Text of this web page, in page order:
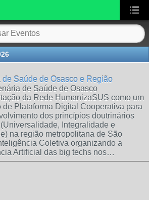
de Saúde de Osasco e Região
de Saúde de Osasco
da Rede HumanizaSUS como um
de Plataforma Digital Cooperativa para
dos princípios doutrinários
Integralidade e
na região metropolitana de São
Coletiva organizando a
Artificial das big techs nos…